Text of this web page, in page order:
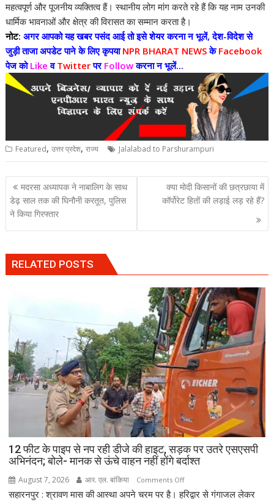
महत्वपूर्ण और पूजनीय व्यक्तित्व हैं। स्थानीय लोग मांग करते रहे हैं कि यह नाम उनकी
धार्मिक भावनाओं और क्षेत्र की विरासत का सम्मान करता है।
नोट: अगर आपको यह खबर पसंद आई तो इसे शेयर करना न भूलें, देश-विदेश से
जुड़ी ताजा अपडेट पाने के लिए कृपयाNPR BHARAT NEWSके Facebook
पेज कोLike वTwitterपर Followकरना न भूलें...
Featured,उत्तर प्रदेश,राज्य Jalalabad to Parshurampuri
Post
navigation
मदरसा अध्यापक ने नाबालिग के साथ
डेढ़ साल तक की घिनौनी करतूत, पुलिस
ने किया गिरफ्तार
क्या मोदी किसानों की छत्रछाया में
कॉर्पोरेट हितों की लड़ाई लड़ रहे हैं?
RELATED POSTS
12 फीट के पाइप से नप रही डीजे की हाइट, सड़क पर उतरे एसएसपी
अभिनंदन; बोले- मानक से ऊंचे वाहन नहीं होंगे बर्दाश्त
August 7, 2026 आर. एल. बांकिया Comments Offon
12
सहारनपुर : श्रावण मास की आस्था अपने चरम पर है। हरिद्वार से गंगाजल लेकर